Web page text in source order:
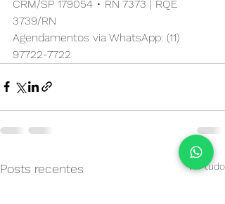
CRM/SP 179054 • RN 7373 | RQE
3739/RN
Agendamentos via WhatsApp: (11)
97722-7722
Posts recentes Ver tudo